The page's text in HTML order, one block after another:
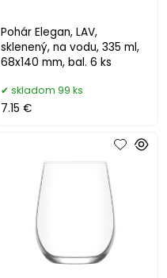
Pohár Elegan, LAV,
sklenený, na vodu, 335 ml,
68x140 mm, bal. 6 ks
skladom 99 ks
7.15 €